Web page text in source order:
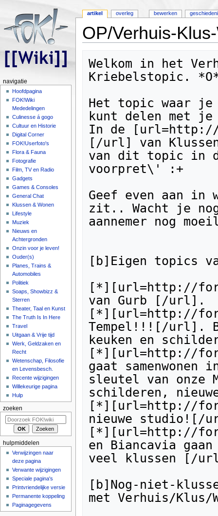
OP/Verhuis-
Welkom in het
Kriebelstopic.
Het topic waar je
kunt delen met je
In de [url=http://
[/url] van
van dit topic in
voorpret\' :+
Geef even aan in
zit.. Wacht je
aannemer nog
[b]Eigen topics
[*][url=http://
van Gurb [/url].
[*][url=http://
Tempel!!![/url].
keuken en
[*][url=http://
gaat
sleutel van onze
schilderen,
[*][url=http://
nieuwe studio![/
[*][url=http://
en Biancavia
veel klussen [/
[b]Nog-niet-
met Verhuis/
artikel overleg bewerken
navigatie
Hoofdpagina
FOK!Wiki
Mededelingen
Culinesse á gogo
Cultuur en Historie
Digital Corner
FOK!Userfoto's
Flora & Fauna
Fotografie
Film, TV en Radio
Gadgets
Games & Consoles
General Chat
Klussen & Wonen
Lifestyle
Muziek
Nieuws en
Achtergronden
Onzin voor je leven!
Ouder(s)
Planes, Trains &
Automobiles
Politiek
Soaps, Showbizz &
Sterren
Theater, Taal en Kunst
The Truth Is In Here
Travel
Uitgaan & Vrije tijd
Werk, Geldzaken en
Recht
Wetenschap, Filosofie
en Levensbesch.
Recente wijzigingen
Willekeurige pagina
Hulp
zoeken
hulpmiddelen
Verwijzingen naar
deze pagina
Verwante wijzigingen
Speciale pagina's
Printvriendelijke versie
Permanente koppeling
Paginagegevens